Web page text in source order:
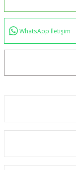
WhatsApp İletişim